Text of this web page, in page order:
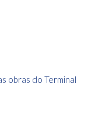
obras do Terminal